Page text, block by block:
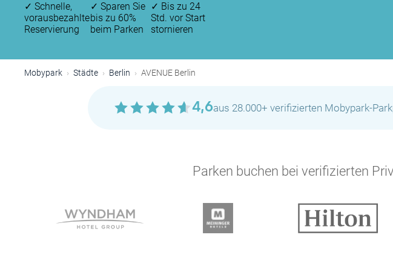
✓ Schnelle,
vorausbezahlte
Reservierung
✓ Sparen Sie
bis zu 60%
beim Parken
✓ Bis zu 24
Std. vor Start
stornieren
Mobypark Städte Berlin AVENUE Berlin
4,6aus 28.000+ verifizierten Mobypark-
Parken buchen bei verifizierten